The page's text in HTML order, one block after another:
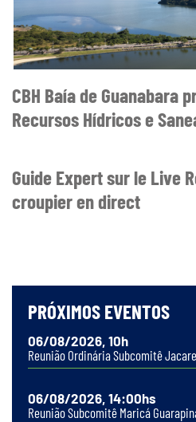
CBH Baía de Guanabara
Recursos Hídricos e
Guide Expert sur le Live
croupier en direct
PRÓXIMOS EVENTOS
06/08/2026, 10h
Reunião Ordinária Subcomitê
06/08/2026, 14:00hs
Reunião Subcomitê Maricá